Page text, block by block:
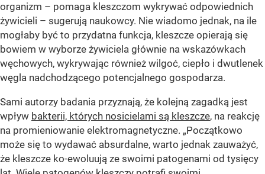
organizm – pomaga kleszczom wykrywać odpowiednich
żywicieli – sugerują naukowcy. Nie wiadomo jednak, na ile
mogłaby być to przydatna funkcja, kleszcze opierają się
bowiem w wyborze żywiciela głównie na wskazówkach
węchowych, wykrywając również wilgoć, ciepło i dwutlenek
węgla nadchodzącego potencjalnego gospodarza.
Sami autorzy badania przyznają, że kolejną zagadką jest
wpływ bakterii, których nosicielami są kleszcze, na reakcję
na promieniowanie elektromagnetyczne. „Początkowo
może się to wydawać absurdalne, warto jednak zauważyć,
że kleszcze ko-ewoluują ze swoimi patogenami od tysięcy